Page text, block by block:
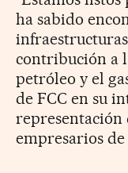
ha sabido
contribución a
petróleo y el
de FCC en su
representación
empresarios